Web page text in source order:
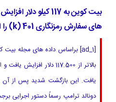
بیت کوین به 117 کیلو
های سفارش رمزنگاری 401 (k) را امضا می کند
یافت. این بازگشت شدید پس از
دونالد ترامپ رسماً دستور اجرایی